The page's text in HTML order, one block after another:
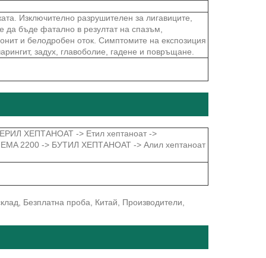
Изключително разрушителен за лигавиците,
бъде фатално в резултат на спазъм,
и белодробен оток. Симптомите на експозиция
задух, главоболие, гадене и повръщане.
ХЕПТАНОАТ -> Етил хептаноат ->
2200 -> БУТИЛ ХЕПТАНОАТ -> Алил хептаноат
Безплатна проба, Китай, Производители,